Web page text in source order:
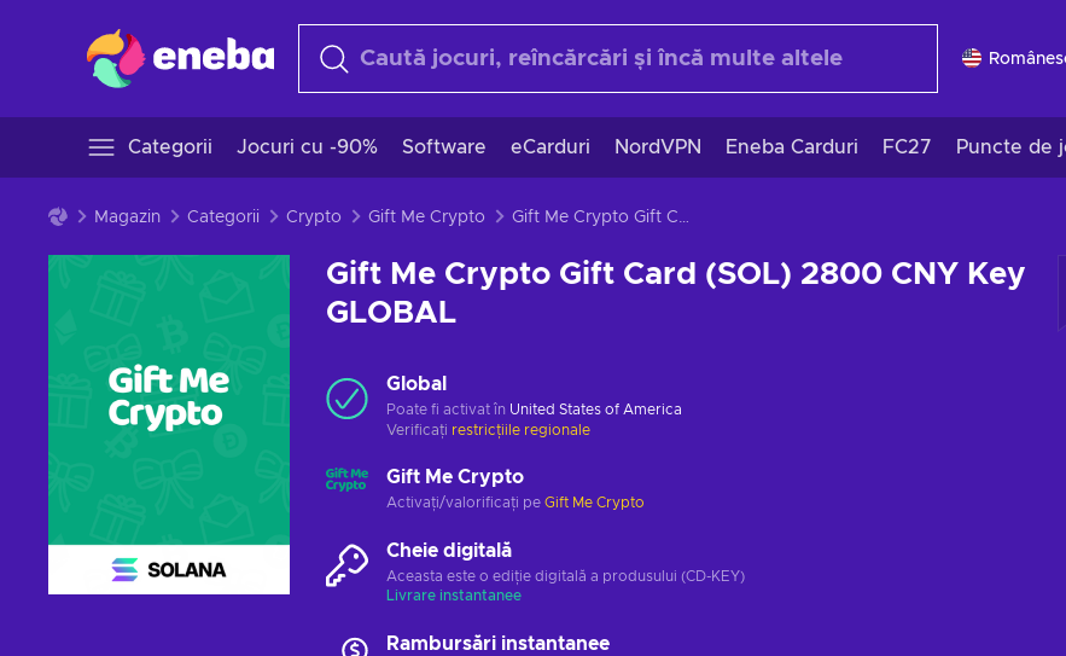
Categorii Jocuri cu -90% Software eCarduri NordVPN Eneba Carduri FC27 Puncte de
Magazin Categorii Crypto Gift Me Crypto Gift Me Crypto Gift Card (SOL) 2800 CNY Key GLOBAL
Gift Me Crypto Gift Card (SOL) 2800 CNY Key
GLOBAL
Global
Poate fi activat în United States of America
Verificați restricțiile regionale
Gift Me Crypto
Activați/valorificați pe Gift Me Crypto
Cheie digitală
Aceasta este o ediție digitală a produsului (CD-KEY)
Livrare instantanee
Rambursări instantanee